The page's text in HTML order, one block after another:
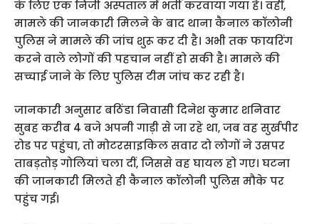
के लिए एक निजी अस्पताल में भर्ती करवाया गया है। वहीं,
मामले की जानकारी मिलने के बाद थाना कैनाल कॉलोनी
पुलिस ने मामले की जांच शुरू कर दी है। अभी तक फायरिंग
करने वाले लोगों की पहचान नहीं हो सकी है। मामले की
सच्चाई जाने के लिए पुलिस टीम जांच कर रही है।
जानकारी अनुसार बठिंडा निवासी दिनेश कुमार शनिवार
सुबह करीब 4 बजे अपनी गाड़ी से जा रहे था, जब वह सुर्खपीर
रोड पर पहुंचा, तो मोटरसाइकिल सवार दो लोगों ने उसपर
ताबड़तोड़ गोलियां चला दीं, जिससे वह घायल हो गए। घटना
की जानकारी मिलते ही कैनाल कॉलोनी पुलिस मौके पर
पहुंच गई।